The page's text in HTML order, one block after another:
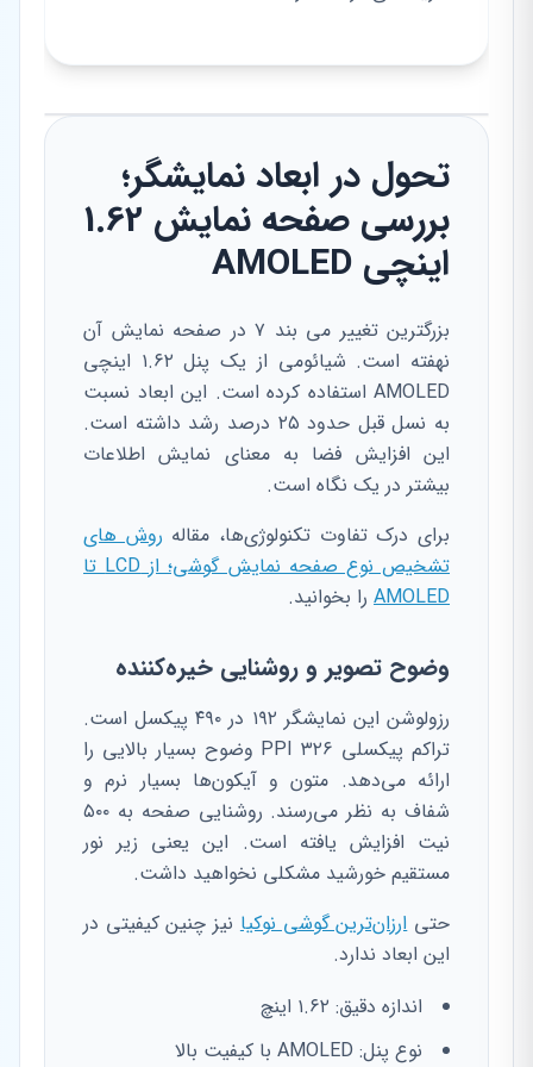
تحول در ابعاد نمایشگر؛
بررسی صفحه نمایش 1.62
اینچی AMOLED
بزرگترین تغییر می بند ۷ در صفحه نمایش آن
نهفته است. شیائومی از یک پنل ۱.۶۲ اینچی
AMOLED استفاده کرده است. این ابعاد نسبت
به نسل قبل حدود ۲۵ درصد رشد داشته است.
این افزایش فضا به معنای نمایش اطلاعات
بیشتر در یک نگاه است.
برای درک تفاوت تکنولوژی‌ها، مقاله روش های
تشخیص نوع صفحه نمایش گوشی؛ از LCD تا
AMOLED را بخوانید.
وضوح تصویر و روشنایی خیره‌کننده
رزولوشن این نمایشگر ۱۹۲ در ۴۹۰ پیکسل است.
تراکم پیکسلی ۳۲۶ PPI وضوح بسیار بالایی را
ارائه می‌دهد. متون و آیکون‌ها بسیار نرم و
شفاف به نظر می‌رسند. روشنایی صفحه به ۵۰۰
نیت افزایش یافته است. این یعنی زیر نور
مستقیم خورشید مشکلی نخواهید داشت.
حتیارزان‌ترین گوشی نوکیانیز چنین کیفیتی در
این ابعاد ندارد.
اندازه دقیق: ۱.۶۲ اینچ
نوع پنل: AMOLED با کیفیت بالا